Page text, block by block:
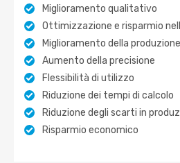
Miglioramento qualitativo
Ottimizzazione e risparmio
Miglioramento della produzione
Aumento della precisione
Flessibilità di utilizzo
Riduzione dei tempi di calcolo
Riduzione degli scarti in
Risparmio economico